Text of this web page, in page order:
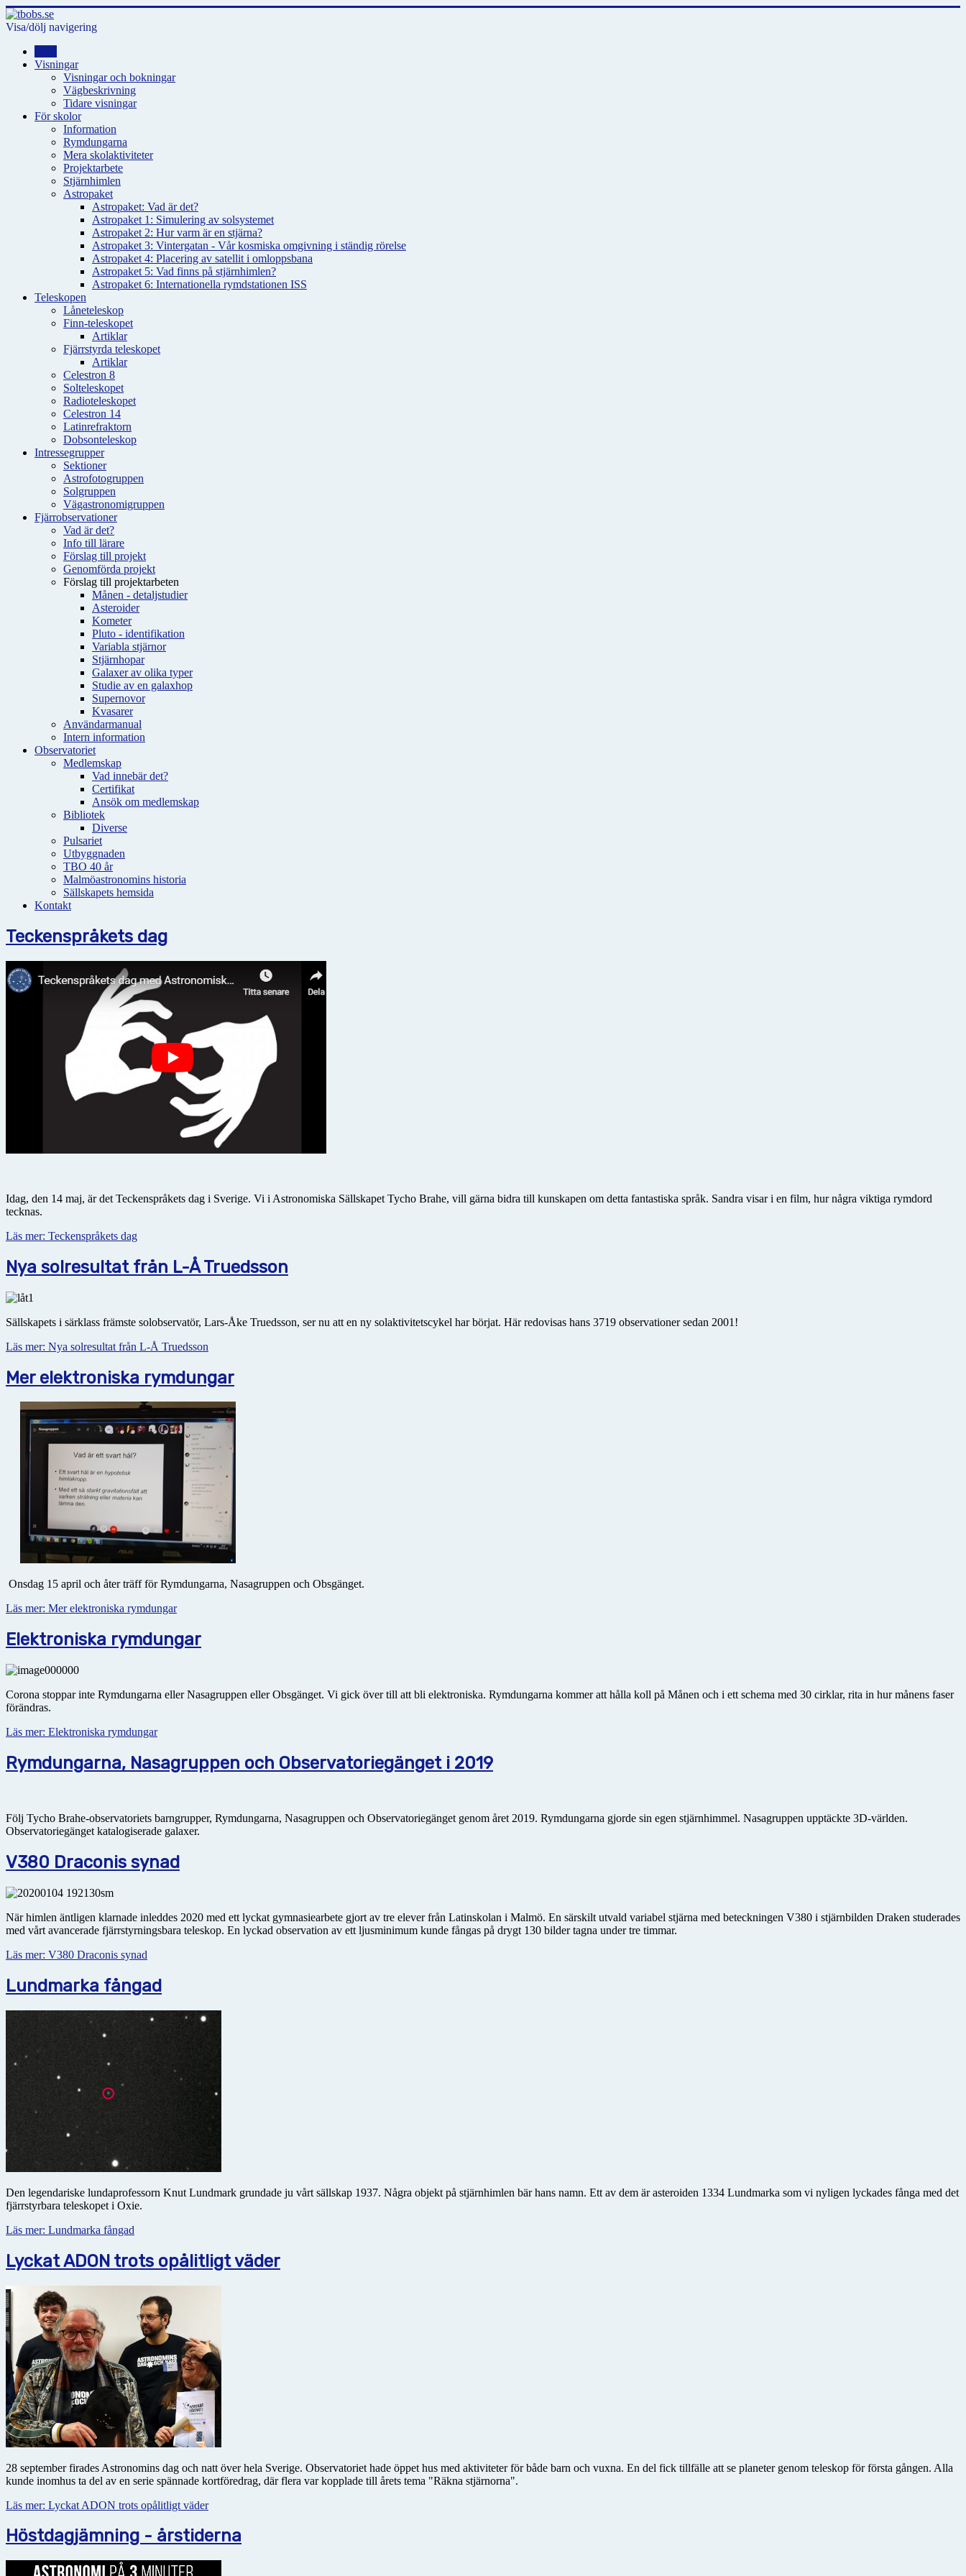
Visa/dölj navigering
Visningar
Visningar och bokningar
Vägbeskrivning
Tidare visningar
För skolor
Information
Rymdungarna
Mera skolaktiviteter
Projektarbete
Stjärnhimlen
Astropaket
Astropaket: Vad är det?
Astropaket 1: Simulering av solsystemet
Astropaket 2: Hur varm är en stjärna?
Astropaket 3: Vintergatan - Vår kosmiska omgivning i ständig rörelse
Astropaket 4: Placering av satellit i omloppsbana
Astropaket 5: Vad finns på stjärnhimlen?
Astropaket 6: Internationella rymdstationen ISS
Teleskopen
Låneteleskop
Finn-teleskopet
Artiklar
Fjärrstyrda teleskopet
Artiklar
Celestron 8
Solteleskopet
Radioteleskopet
Celestron 14
Latinrefraktorn
Dobsonteleskop
Intressegrupper
Sektioner
Astrofotogruppen
Solgruppen
Vägastronomigruppen
Fjärrobservationer
Vad är det?
Info till lärare
Förslag till projekt
Genomförda projekt
Förslag till projektarbeten
Månen - detaljstudier
Asteroider
Kometer
Pluto - identifikation
Variabla stjärnor
Stjärnhopar
Galaxer av olika typer
Studie av en galaxhop
Supernovor
Kvasarer
Användarmanual
Intern information
Observatoriet
Medlemskap
Vad innebär det?
Certifikat
Ansök om medlemskap
Bibliotek
Diverse
Pulsariet
Utbyggnaden
TBO 40 år
Malmöastronomins historia
Sällskapets hemsida
Kontakt
Teckenspråkets dag
Idag, den 14 maj, är det Teckenspråkets dag i Sverige. Vi i Astronomiska Sällskapet Tycho Brahe, vill gärna bidra till kunskapen om detta fantastiska språk. Sandra visar i en film, hur några viktiga rymdord
tecknas.
Läs mer: Teckenspråkets dag
Nya solresultat från L-Å Truedsson
Sällskapets i särklass främste solobservatör, Lars-Åke Truedsson, ser nu att en ny solaktivitetscykel har börjat. Här redovisas hans 3719 observationer sedan 2001!
Läs mer: Nya solresultat från L-Å Truedsson
Mer elektroniska rymdungar
Onsdag 15 april och åter träff för Rymdungarna, Nasagruppen och Obsgänget.
Läs mer: Mer elektroniska rymdungar
Elektroniska rymdungar
Corona stoppar inte Rymdungarna eller Nasagruppen eller Obsgänget. Vi gick över till att bli elektroniska. Rymdungarna kommer att hålla koll på Månen och i ett schema med 30 cirklar, rita in hur månens faser
förändras.
Läs mer: Elektroniska rymdungar
Rymdungarna, Nasagruppen och Observatoriegänget i 2019
Följ Tycho Brahe-observatoriets barngrupper, Rymdungarna, Nasagruppen och Observatoriegänget genom året 2019. Rymdungarna gjorde sin egen stjärnhimmel. Nasagruppen upptäckte 3D-världen.
Observatoriegänget katalogiserade galaxer.
V380 Draconis synad
När himlen äntligen klarnade inleddes 2020 med ett lyckat gymnasiearbete gjort av tre elever från Latin­skolan i Malmö. En särskilt utvald variabel stjärna med beteckningen V380 i stjärnbilden Draken studerades
med vårt avancerade fjärrstyrningsbara teleskop. En lyckad observation av ett ljusminimum kunde fångas på drygt 130 bilder tagna under tre timmar.
Läs mer: V380 Draconis synad
Lundmarka fångad
Den legendariske lundaprofessorn Knut Lundmark grundade ju vårt sällskap 1937. Några objekt på stjärnhimlen bär hans namn. Ett av dem är asteroiden 1334 Lundmarka som vi nyligen lyckades fånga med det
fjärrstyrbara teleskopet i Oxie.
Läs mer: Lundmarka fångad
Lyckat ADON trots opålitligt väder
28 september firades Astronomins dag och natt över hela Sverige. Observatoriet hade öppet hus med aktiviteter för både barn och vuxna. En del fick tillfälle att se planeter genom teleskop för första gången. Alla
kunde inomhus ta del av en serie spännade kortföredrag, där flera var kopplade till årets tema "Räkna stjärnorna".
Läs mer: Lyckat ADON trots opålitligt väder
Höstdagjämning - årstiderna